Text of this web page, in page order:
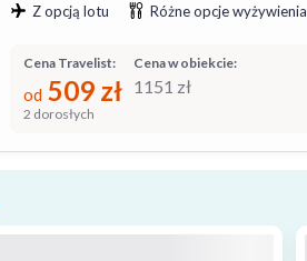
Z opcją lotu Różne opcje wyżywienia
Cena w obiekcie:
1151 zł
Cena Travelist:
od 509 zł
2 dorosłych